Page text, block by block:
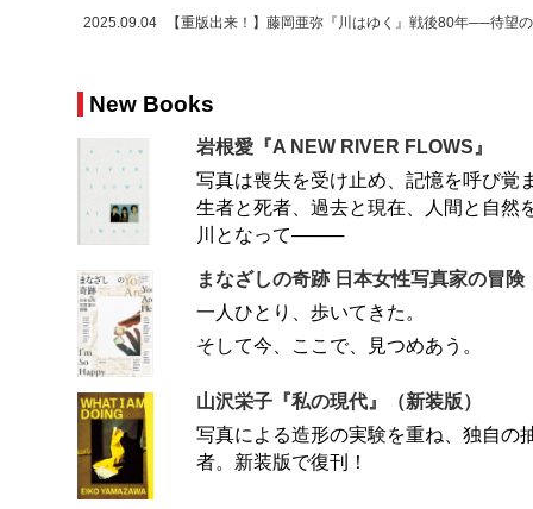
2025.09.04
【重版出来！】藤岡亜弥『川はゆく』戦後80年──待望
New Books
岩根愛『A NEW RIVER FLOWS』
写真は喪失を受け止め、記憶を呼び覚
生者と死者、過去と現在、人間と自然
川となって────
まなざしの奇跡 日本女性写真家の冒険
一人ひとり、歩いてきた。
そして今、ここで、見つめあう。
山沢栄子『私の現代』（新装版）
写真による造形の実験を重ね、独自の
者。新装版で復刊！